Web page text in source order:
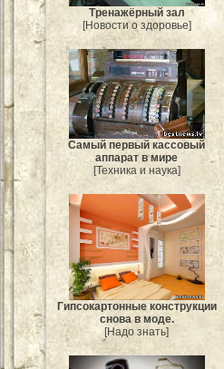
Тренажёрный зал
[Новости о здоровье]
Самый первый кассовый
аппарат в мире
[Техника и наука]
Гипсокартонные конструкции
снова в моде.
[Надо знать]